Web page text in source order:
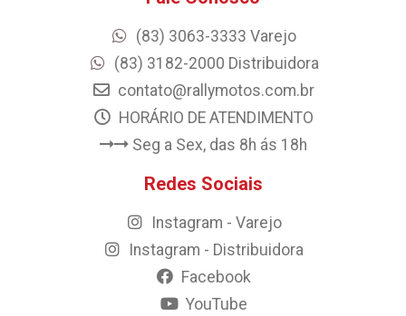
(83) 3063-3333 Varejo
(83) 3182-2000 Distribuidora
contato@rallymotos.com.br
HORÁRIO DE ATENDIMENTO
Seg a Sex, das 8h ás 18h
Redes Sociais
Instagram - Varejo
Instagram - Distribuidora
Facebook
YouTube